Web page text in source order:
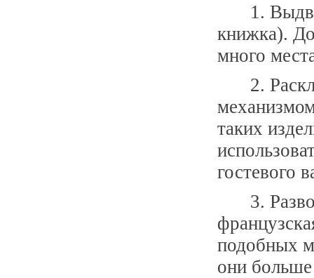
1.
книжка).
много
2.
таких
гостевого
3.
подобных
они